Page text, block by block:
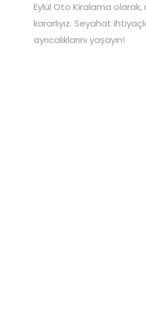
Eylül Oto Kiralama
kararlıyız. Seyahat
ayrıcalıklarını yaşayın!